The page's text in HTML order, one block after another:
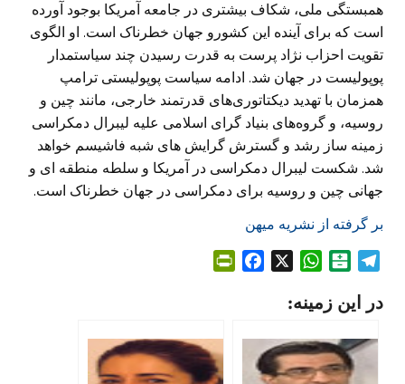
همبستگی ملی، شکاف بیشتری در جامعه آمریکا بوجود آورده
است که برای آینده این کشورو جهان خطرناک است. او الگوی
تقویت احزاب نژاد پرست به قدرت رسیدن چند سیاستمدار
پوپولیست در جهان شد. ادامه سیاست پوپولیستی ترامپ
همزمان با تهدید دیکتاتوری‌های قدرتمند خارجی، مانند چین و
روسیه، و گروه‌های بنیاد گرای اسلامی علیه لیبرال دمکراسی
زمینه ساز رشد و گسترش گرایش های شبه فاشیسم خواهد
شد. شکست لیبرال دمکراسی در آمریکا و سلطه منطقه ای و
جهانی چین و روسیه برای دمکراسی در جهان خطرناک است.
بر گرفته از نشریه میهن
l
g
r
t
a
W
a
s
A
t
F
در این زمینه: